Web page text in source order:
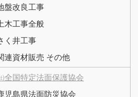
盤改良工事
木工事全般
く井工事
連資材販売 その他
全国特定法面保護協会
児島県法面防災協会